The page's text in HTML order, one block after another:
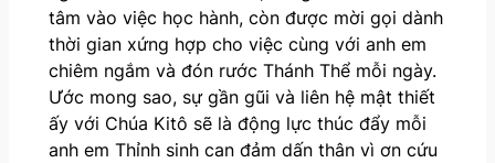
tâm vào việc học hành, còn được mời gọi dành
thời gian xứng hợp cho việc cùng với anh em
chiêm ngắm và đón rước Thánh Thể mỗi ngày.
Ước mong sao, sự gần gũi và liên hệ mật thiết
ấy với Chúa Kitô sẽ là động lực thúc đẩy mỗi
anh em Thỉnh sinh can đảm dấn thân vì ơn cứu